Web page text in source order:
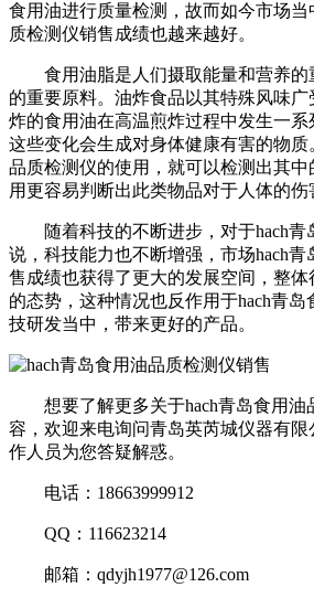
食用油进行质量检测，故而如今市场当
质检测仪销售成绩也越来越好。
食用油脂是人们摄取能量和营养的
的重要原料。油炸食品以其特殊风味
炸的食用油在高温煎炸过程中发生一系
这些变化会生成对身体健康有害的物质
品质检测仪的使用，就可以检测出其
用更容易判断出此类物品对于人体的伤
随着科技的不断进步，对于hach青
说，科技能力也不断增强，市场hach
售成绩也获得了更大的发展空间，整
的态势，这种情况也反作用于hach青
技研发当中，带来更好的产品。
想要了解更多关于hach青岛食用油
容，欢迎来电询问青岛英芮城仪器有
作人员为您答疑解惑。
电话：18663999912
QQ：116623214
邮箱：qdyjh1977@126.com